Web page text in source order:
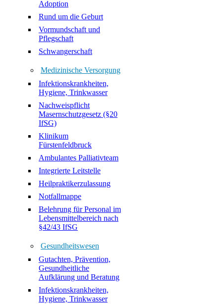
Adoption
Rund um die Geburt
Vormundschaft und
Pflegschaft
Schwangerschaft
Medizinische Versorgung
Infektionskrankheiten,
Hygiene, Trinkwasser
Nachweispflicht
Masernschutzgesetz (§20
IfSG)
Klinikum
Fürstenfeldbruck
Ambulantes Palliativteam
Integrierte Leitstelle
Heilpraktikerzulassung
Notfallmappe
Belehrung für Personal im
Lebensmittelbereich nach
§42/43 IfSG
Gesundheitswesen
Gutachten, Prävention,
Gesundheitliche
Aufklärung und Beratung
Infektionskrankheiten,
Hygiene, Trinkwasser